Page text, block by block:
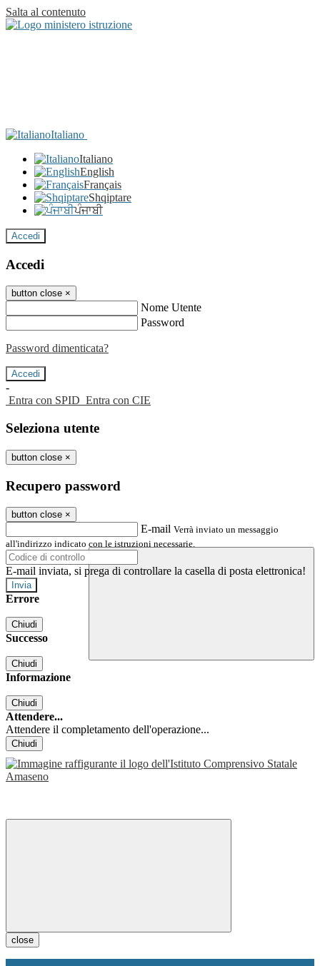
Salta al contenuto
Italiano
Italiano
English
Français
Shqiptare
ਪੰਜਾਬੀ
Accedi
Accedi
button close ×
Nome Utente
Password
Password dimenticata?
-
Entra con SPID Entra con CIE
Seleziona utente
button close ×
Recupero password
button close ×
E-mail Verrà inviato un messaggio
all'indirizzo indicato con le istruzioni necessarie.
E-mail inviata, si prega di controllare la casella di posta elettronica!
Errore
Chiudi
Successo
Chiudi
Informazione
Chiudi
Attendere...
Attendere il completamento dell'operazione...
Chiudi
close